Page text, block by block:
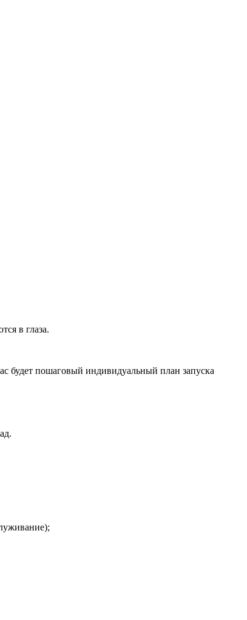
в глаза.
будет пошаговый индивидуальный план запуска